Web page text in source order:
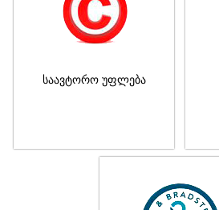
საავტორო უფლება